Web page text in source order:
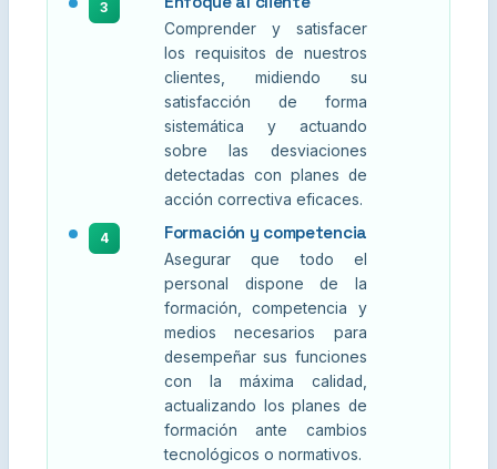
3
Comprender y satisfacer
los requisitos de nuestros
clientes, midiendo su
satisfacción de forma
sistemática y actuando
sobre las desviaciones
detectadas con planes de
acción correctiva eficaces.
4 Formación y competencia
Asegurar que todo el
personal dispone de la
formación, competencia y
medios necesarios para
desempeñar sus funciones
con la máxima calidad,
actualizando los planes de
formación ante cambios
tecnológicos o normativos.